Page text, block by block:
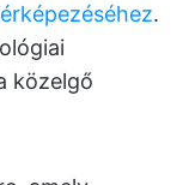
.
közelgő